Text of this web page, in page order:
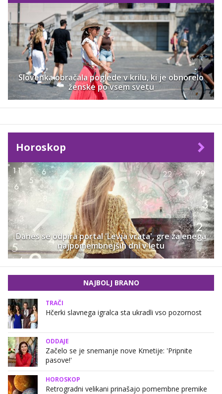
Slovenka obračala poglede v krilu, ki je obnorelo
ženske po vsem svetu
Horoskop
Danes se odpira portal 'Levja vrata', gre za enega
najpomembnejših dni v letu
NAJBOLJ BRANO
TRAČI
Hčerki slavnega igralca sta ukradli vso pozornost
ODDAJE
Začelo se je snemanje nove Kmetije: 'Pripnite
pasove!'
HOROSKOP
Retrogradni velikani prinašajo pomembne premike